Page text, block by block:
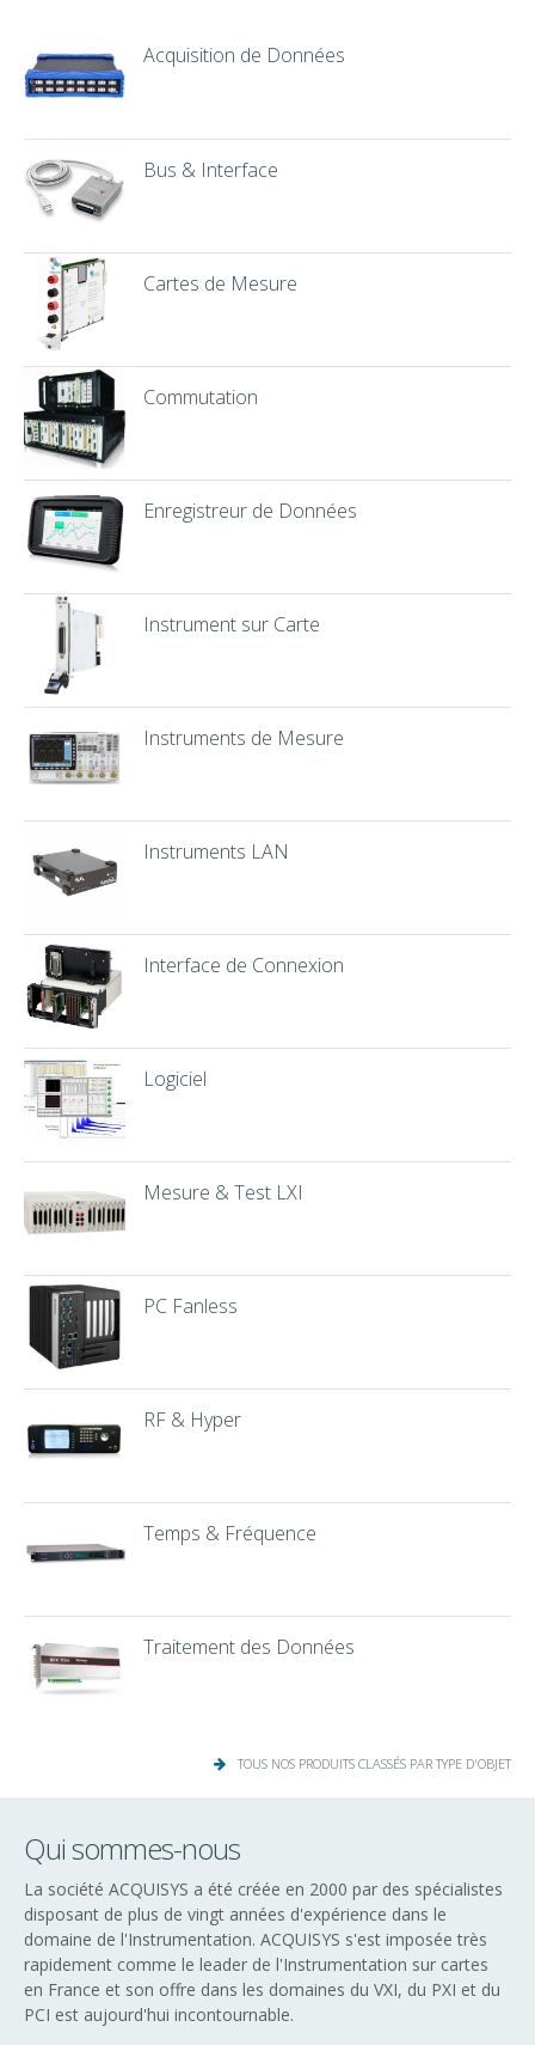
Acquisition de Données
Bus & Interface
Cartes de Mesure
Commutation
Enregistreur de Données
Instrument sur Carte
Instruments de Mesure
Instruments LAN
Interface de Connexion
Logiciel
Mesure & Test LXI
PC Fanless
RF & Hyper
Temps & Fréquence
Traitement des Données
TOUS NOS PRODUITS CLASSÉS PAR TYPE D'OBJET
Qui sommes-nous
La société ACQUISYS a été créée en 2000 par des spécialistes
disposant de plus de vingt années d'expérience dans le
domaine de l'Instrumentation. ACQUISYS s'est imposée très
rapidement comme le leader de l'Instrumentation sur cartes
en France et son offre dans les domaines du VXI, du PXI et du
PCI est aujourd'hui incontournable.